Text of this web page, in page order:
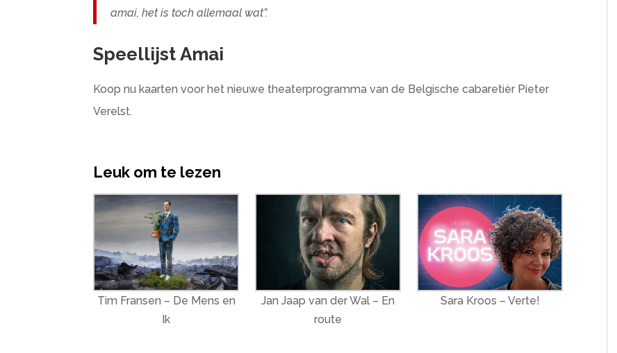
amai, het is toch allemaal wat”.
Speellijst Amai
Koop nu kaarten voor het nieuwe theaterprogramma van de Belgische cabaretièr Pieter
Verelst.
Leuk om te lezen
Tim Fransen – De Mens en
Ik
Jan Jaap van der Wal – En
route
Sara Kroos – Verte!